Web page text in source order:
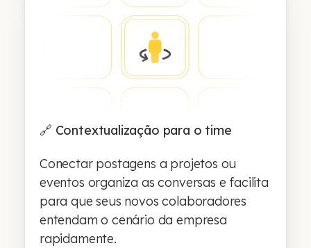
🔗 Contextualização para o time
Conectar postagens a projetos ou
eventos organiza as conversas e facilita
para que seus novos colaboradores
entendam o cenário da empresa
rapidamente.